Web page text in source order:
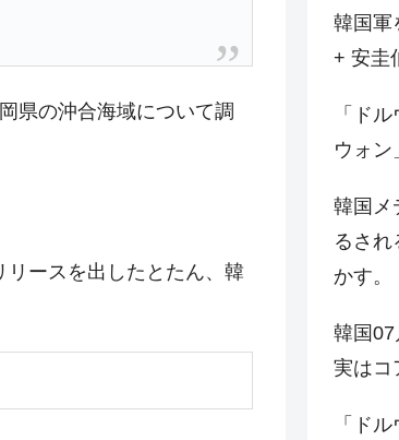
県の沖合海域について調
リースを出したとたん、韓
韓国軍
+ 安圭
「ド
ウォン
韓国メ
るされ
かす。
韓国
実はコ
「ド